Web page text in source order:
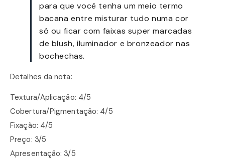
para que você tenha um meio termo
bacana entre misturar tudo numa cor
só ou ficar com faixas super marcadas
de blush, iluminador e bronzeador nas
bochechas.
Detalhes da nota:
Textura/Aplicação: 4/5
Cobertura/Pigmentação: 4/5
Fixação: 4/5
Preço: 3/5
Apresentação: 3/5